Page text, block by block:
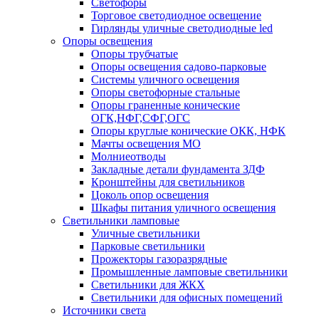
Торговое светодиодное освещение
Гирлянды уличные светодиодные led
Опоры освещения
Опоры трубчатые
Опоры освещения садово-парковые
Системы уличного освещения
Опоры светофорные стальные
Опоры граненные конические
ОГК,НФГ,СФГ,ОГС
Опоры круглые конические ОКК, НФК
Мачты освещения МО
Молниеотводы
Закладные детали фундамента ЗДФ
Кронштейны для светильников
Цоколь опор освещения
Шкафы питания уличного освещения
Светильники ламповые
Уличные светильники
Парковые светильники
Прожекторы газоразрядные
Промышленные ламповые светильники
Светильники для ЖКХ
Светильники для офисных помещений
Источники света